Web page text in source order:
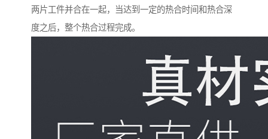
两片工件并合在一起，当达到一定的热合时间和热合深
度之后，整个热合过程完成。